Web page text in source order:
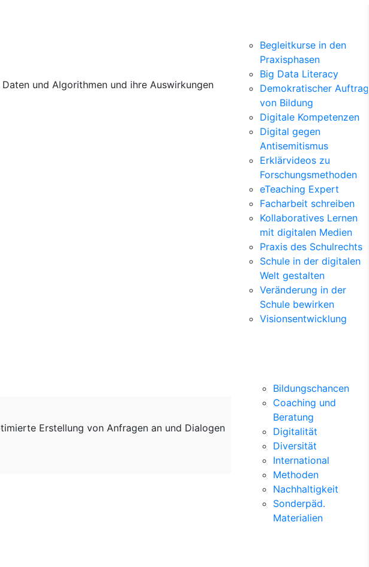
und Algorithmen und ihre Auswirkungen
Begleitkurse in den
Praxisphasen
Big Data Literacy
Demokratischer Auftrag
von Bildung
Digitale Kompetenzen
Digital gegen
Antisemitismus
Erklärvideos zu
Forschungsmethoden
eTeaching Expert
Facharbeit schreiben
Kollaboratives Lernen
mit digitalen Medien
Praxis des Schulrechts
Schule in der digitalen
Welt gestalten
Veränderung in der
Schule bewirken
Visionsentwicklung
Erstellung von Anfragen an und Dialogen
Bildungschancen
Coaching und
Beratung
Digitalität
Diversität
International
Methoden
Nachhaltigkeit
Sonderpäd.
Materialien